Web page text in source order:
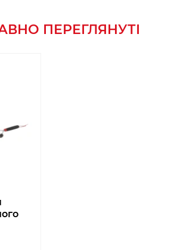
ПЕРЕГЛЯНУТІ